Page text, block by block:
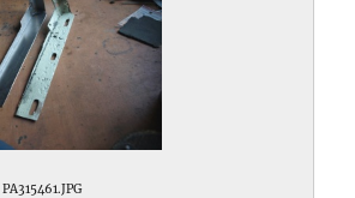
PA315461.JPG